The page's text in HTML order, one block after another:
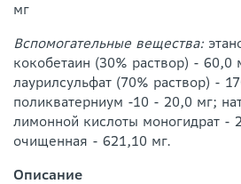
мг
Вспомогательные вещества:
кокобетаин (30% раствор) - 60,0
лаурилсульфат (70% раствор) -
поликватерниум -10 - 20,0 мг;
лимонной кислоты моногидрат -
очищенная - 621,10 мг.
Описание